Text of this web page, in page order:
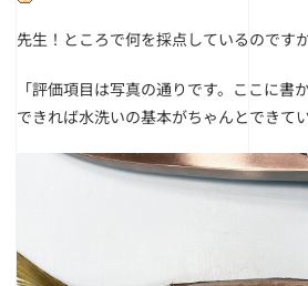
先生！ところで何を採点しているのです
「評価項目は写真の通りです。ここに書
できれば水洗いの基本がちゃんとできて